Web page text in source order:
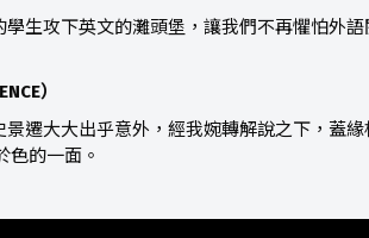
生攻下英文的灘頭堡，讓我們不再懼怕外
）
遷大大出乎意外，經我婉轉解說之下，蓋
色的一面。